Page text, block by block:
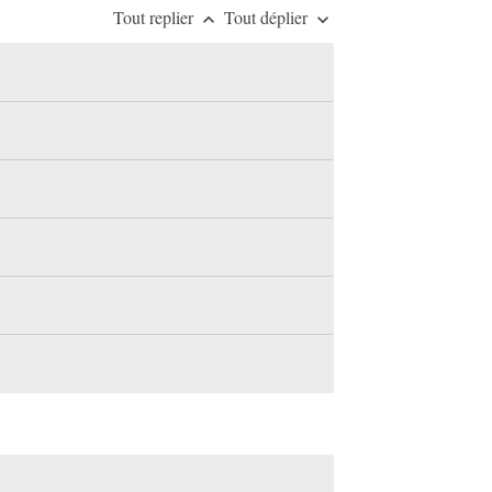
Tout replier keyboard_arrow_up Tout déplier keyboard_arrow_down